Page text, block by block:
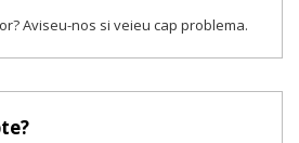
Aviseu-nos si veieu cap problema.